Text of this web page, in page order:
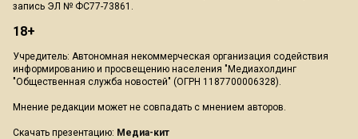
запись ЭЛ № ФС77-73861.
18+
Учредитель: Автономная некоммерческая организация содействия
информированию и просвещению населения "Медиахолдинг
"Общественная служба новостей" (ОГРН 1187700006328).
Мнение редакции может не совпадать с мнением авторов.
Скачать презентацию: Медиа-кит